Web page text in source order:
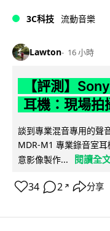
3C科技 流動音樂
Lawton 16 小時
【評測】
耳機：現場拍
談到專業混音專用的聲
MDR-M1 專業錄音室
意影像製作...
閱讀全
34 2 ↗ 分享